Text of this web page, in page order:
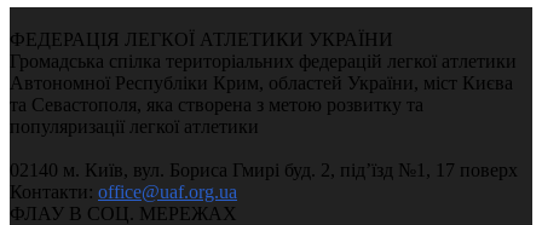
ФЕДЕРАЦІЯ ЛЕГКОЇ АТЛЕТИКИ УКРАЇНИ
Громадська спілка територіальних федерацій легкої атлетики
Автономної Республіки Крим, областей України, міст Києва
та Севастополя, яка створена з метою розвитку та
популяризації легкої атлетики
02140 м. Київ, вул. Бориса Гмирі буд. 2, під’їзд №1, 17 поверх
Контакти: office@uaf.org.ua
ФЛАУ В СОЦ. МЕРЕЖАХ